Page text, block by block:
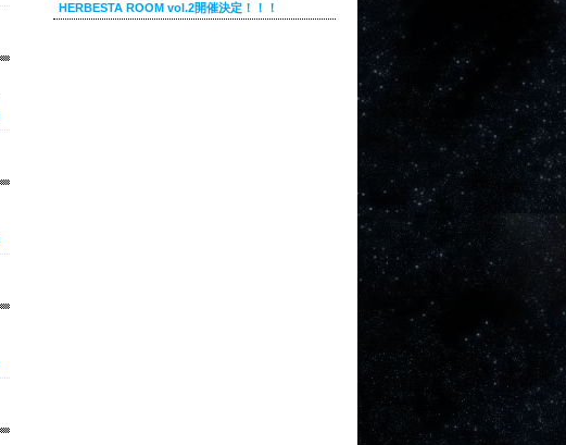
HERBESTA ROOM vol.2開催決定！！！